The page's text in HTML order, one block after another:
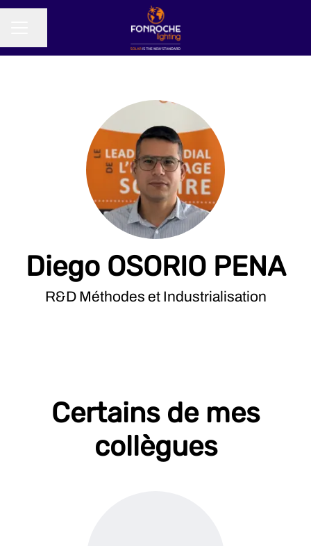
Diego OSORIO PENA
R&D Méthodes et Industrialisation
Certains de mes
collègues